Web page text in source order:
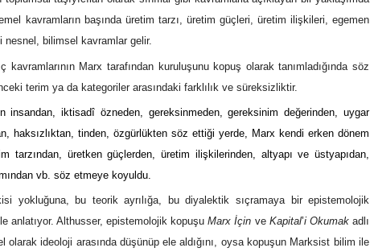
kavramların başında üretim tarzı, üretim güçleri, üretim ilişkileri, egemen
nesnel, bilimsel kavramlar gelir.
kavramlarının Marx tarafından kuruluşunu kopuş olarak tanımladığında söz
terim ya da kategoriler arasındaki farklılık ve süreksizliktir.
insandan, iktisadî özneden, gereksinmeden, gereksinim değerinden, uygar
haksızlıktan, tinden, özgürlükten söz ettiği yerde, Marx kendi erken dönem
tarzından, üretken güçlerden, üretim ilişkilerinden, altyapı ve üstyapıdan,
vb. söz etmeye koyuldu.
yokluğuna, bu teorik ayrılığa, bu diyalektik sıçramaya bir epistemolojik
anlatıyor. Althusser, epistemolojik kopuşuMarx İçin ve Kapital’i Okumakadlı
olarak ideoloji arasında düşünüp ele aldığını, oysa kopuşun Marksist bilim ile